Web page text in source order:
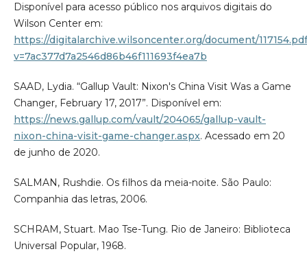
Disponível para acesso público nos arquivos digitais do
Wilson Center em:
https://digitalarchive.wilsoncenter.org/document/
v=7ac377d7a2546d86b46f111693f4ea7b
SAAD, Lydia. “Gallup Vault: Nixon's China Visit Was a Game
Changer, February 17, 2017”. Disponível em:
https://news.gallup.com/vault/204065/gallup-vault-
nixon-china-visit-game-changer.aspx. Acessado em 20
de junho de 2020.
SALMAN, Rushdie. Os filhos da meia-noite. São Paulo:
Companhia das letras, 2006.
SCHRAM, Stuart. Mao Tse-Tung. Rio de Janeiro: Biblioteca
Universal Popular, 1968.